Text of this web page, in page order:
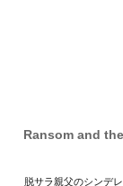
Ransom and
脱サラ親父のシンデ